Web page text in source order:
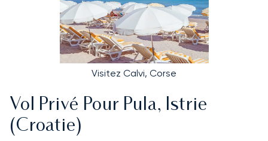
Visitez Calvi, Corse
Vol Privé Pour Pula, Istrie
(Croatie)